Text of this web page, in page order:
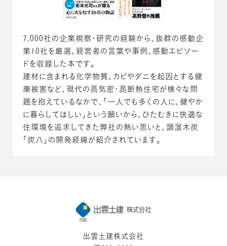
7,000社の企業視察・研究の経験から、抜群の感動企
業10社を厳選、経営者の言葉や事例、感動エピソー
ドを収録した本です。
建材に含まれる化学物質、カビやダニを起因とする健
康被害など、現代の高気密・高断熱住宅が様々な問
題を抱えているなかで、「一人でも多くの人に、健やか
に暮らしてほしい」という願いから、ひたむきに快適な
住環境を追求してきた弊社の熱い思いと、調湿木炭
「炭八」の開発経緯が紹介されています。
出雲土建株式会社